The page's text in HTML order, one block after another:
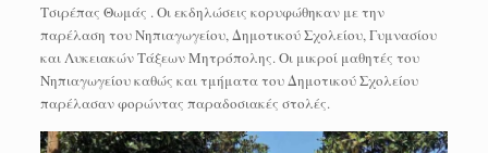
Τσιρέπας Θωμάς . Οι εκδηλώσεις κορυφώθηκαν με την
παρέλαση του Νηπιαγωγείου, Δημοτικού Σχολείου, Γυμνασίου
και Λυκειακών Τάξεων Μητρόπολης. Οι μικροί μαθητές του
Νηπιαγωγείου καθώς και τμήματα του Δημοτικού Σχολείου
παρέλασαν φορώντας παραδοσιακές στολές.